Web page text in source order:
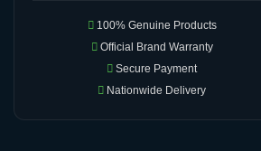
100% Genuine Products
Official Brand Warranty
Secure Payment
Nationwide Delivery